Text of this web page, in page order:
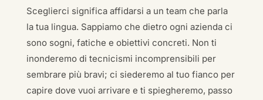
Sceglierci significa affidarsi a un team che parla
la tua lingua. Sappiamo che dietro ogni azienda ci
sono sogni, fatiche e obiettivi concreti. Non ti
inonderemo di tecnicismi incomprensibili per
sembrare più bravi; ci siederemo al tuo fianco per
capire dove vuoi arrivare e ti spiegheremo, passo